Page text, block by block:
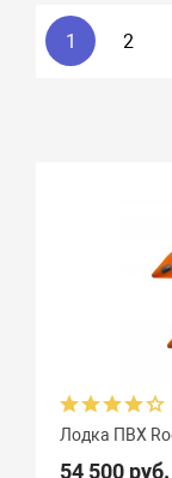
1 2
Лодка ПВХ
54 500 руб.